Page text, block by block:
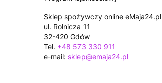
Sklep spożywczy online eMaja24.pl
ul. Rolnicza 11
32-420 Gdów
Tel. +48 573 330 911
e-mail: sklep@emaja24.pl